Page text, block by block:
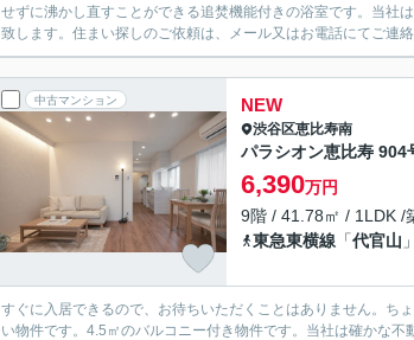
せずに沸かし直すことができる追焚機能付きの浴室です。当社
致します。住まい探しのご依頼は、メール又はお電話にてご連絡
中古マンション NEW
渋谷区恵比寿南
パラシオン恵比寿 904
6,390万円
9階 / 41.78㎡ / 1LDK /
東急東横線 「代官山
すぐに入居できるので、お待ちいただくことはありません。ち
い物件です。4.5㎡のバルコニー付き物件です。当社は確かな